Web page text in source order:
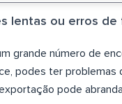
lentas ou erros de
grande número de
podes ter problemas
pode